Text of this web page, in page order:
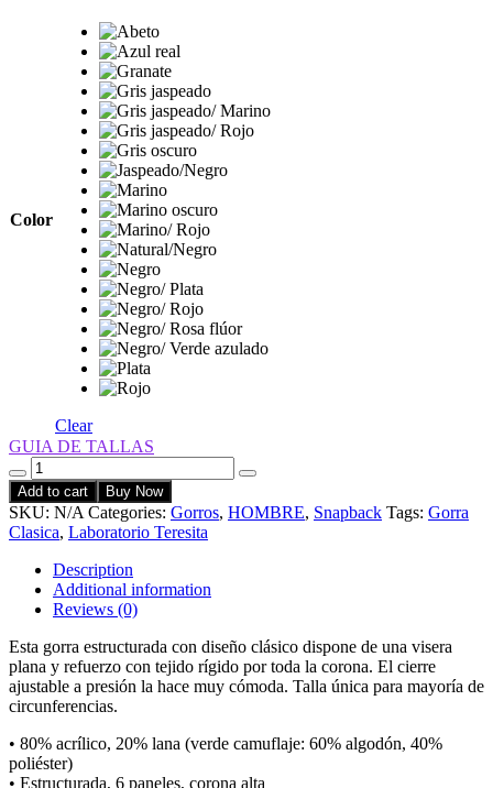
Color
Clear
GUIA DE TALLAS
Quantity
Add to cart Buy Now
SKU: N/A Categories: Gorros, HOMBRE, Snapback Tags: Gorra
Clasica, Laboratorio Teresita
Description
Additional information
Reviews (0)
Esta gorra estructurada con diseño clásico dispone de una visera
plana y refuerzo con tejido rígido por toda la corona. El cierre
ajustable a presión la hace muy cómoda. Talla única para mayoría de
circunferencias.
• 80% acrílico, 20% lana (verde camuflaje: 60% algodón, 40%
poliéster)
• Estructurada, 6 paneles, corona alta